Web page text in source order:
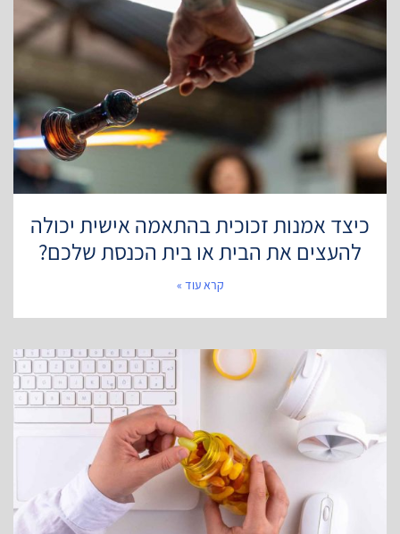
כיצד אמנות זכוכית בהתאמה אישית יכולה
להעצים את הבית או בית הכנסת שלכם?
קרא עוד »